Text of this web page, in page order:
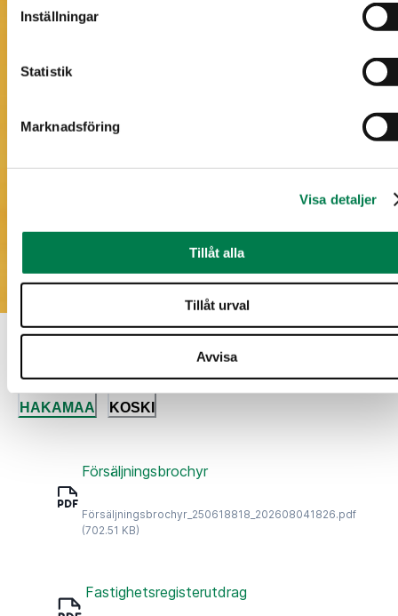
Inställningar
Statistik
Marknadsföring
Visa detaljer
Tillåt alla
Tillåt urval
Avvisa
Nedladdningsbart material
HAKAMAA KOSKI
Försäljningsbrochyr
Försäljningsbrochyr_250618818_202608041826.pdf
(702.51 KB)
Fastighetsregisterutdrag